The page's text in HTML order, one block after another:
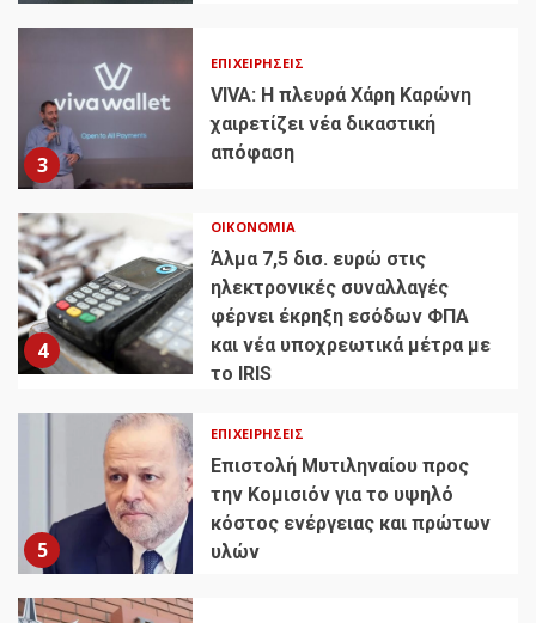
3
ΕΠΙΧΕΙΡΉΣΕΙΣ
VIVA: Η πλευρά Χάρη Καρώνη
χαιρετίζει νέα δικαστική
απόφαση
4
ΟΙΚΟΝΟΜΊΑ
Άλμα 7,5 δισ. ευρώ στις
ηλεκτρονικές συναλλαγές
φέρνει έκρηξη εσόδων ΦΠΑ
και νέα υποχρεωτικά μέτρα με
το IRIS
5
ΕΠΙΧΕΙΡΉΣΕΙΣ
Επιστολή Μυτιληναίου προς
την Κομισιόν για το υψηλό
κόστος ενέργειας και πρώτων
υλών